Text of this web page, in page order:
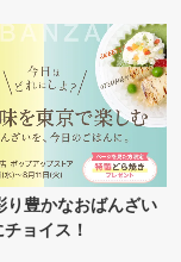
り豊かなおばんざい
ョイス！